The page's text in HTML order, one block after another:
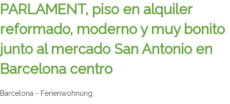
PARLAMENT, piso en alquiler
reformado, moderno y muy bonito
junto al mercado San Antonio en
Barcelona centro
Barcelona - Ferienwohnung